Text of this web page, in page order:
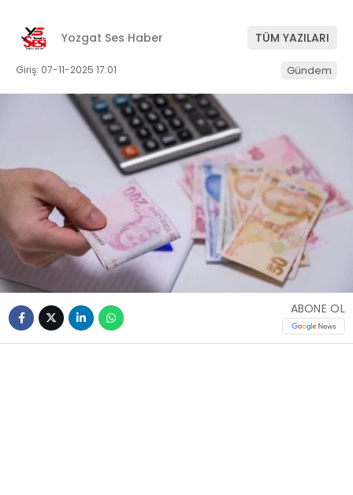
Yozgat Ses Haber TÜM YAZILARI
Giriş: 07-11-2025 17:01 Gündem
ABONE OL